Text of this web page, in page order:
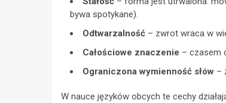
bywa spotykane).
Odtwarzalność – zwrot wraca w
Całościowe znaczenie – czasem
Ograniczona wymienność słów –
W nauce języków obcych te cechy